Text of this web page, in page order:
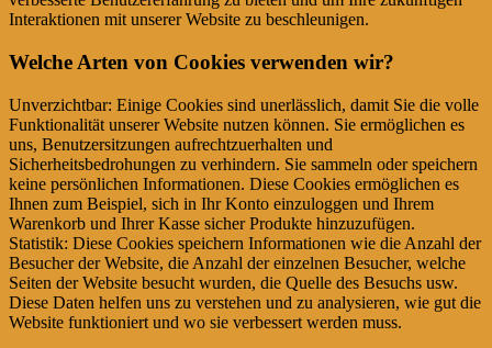
Interaktionen mit unserer Website zu beschleunigen.
Welche Arten von Cookies verwenden wir?
Unverzichtbar: Einige Cookies sind unerlässlich, damit Sie die volle
Funktionalität unserer Website nutzen können. Sie ermöglichen es
uns, Benutzersitzungen aufrechtzuerhalten und
Sicherheitsbedrohungen zu verhindern. Sie sammeln oder speichern
keine persönlichen Informationen. Diese Cookies ermöglichen es
Ihnen zum Beispiel, sich in Ihr Konto einzuloggen und Ihrem
Warenkorb und Ihrer Kasse sicher Produkte hinzuzufügen.
Statistik: Diese Cookies speichern Informationen wie die Anzahl der
Besucher der Website, die Anzahl der einzelnen Besucher, welche
Seiten der Website besucht wurden, die Quelle des Besuchs usw.
Diese Daten helfen uns zu verstehen und zu analysieren, wie gut die
Website funktioniert und wo sie verbessert werden muss.